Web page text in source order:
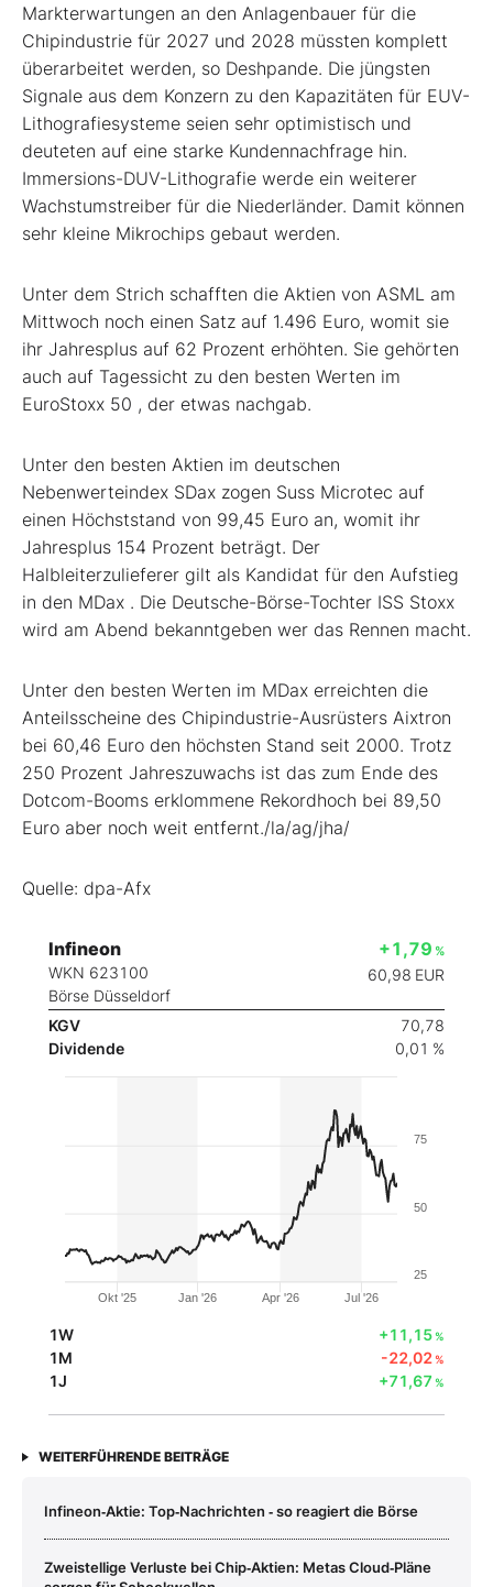
Markterwartungen an den Anlagenbauer für die
Chipindustrie für 2027 und 2028 müssten komplett
überarbeitet werden, so Deshpande. Die jüngsten
Signale aus dem Konzern zu den Kapazitäten für EUV-
Lithografiesysteme seien sehr optimistisch und
deuteten auf eine starke Kundennachfrage hin.
Immersions-DUV-Lithografie werde ein weiterer
Wachstumstreiber für die Niederländer. Damit können
sehr kleine Mikrochips gebaut werden.
Unter dem Strich schafften die Aktien von ASML am
Mittwoch noch einen Satz auf 1.496 Euro, womit sie
ihr Jahresplus auf 62 Prozent erhöhten. Sie gehörten
auch auf Tagessicht zu den besten Werten im
EuroStoxx 50 , der etwas nachgab.
Unter den besten Aktien im deutschen
Nebenwerteindex SDax zogen Suss Microtec auf
einen Höchststand von 99,45 Euro an, womit ihr
Jahresplus 154 Prozent beträgt. Der
Halbleiterzulieferer gilt als Kandidat für den Aufstieg
in den MDax . Die Deutsche-Börse-Tochter ISS Stoxx
wird am Abend bekanntgeben wer das Rennen macht.
Unter den besten Werten im MDax erreichten die
Anteilsscheine des Chipindustrie-Ausrüsters Aixtron
bei 60,46 Euro den höchsten Stand seit 2000. Trotz
250 Prozent Jahreszuwachs ist das zum Ende des
Dotcom-Booms erklommene Rekordhoch bei 89,50
Euro aber noch weit entfernt./la/ag/jha/
Quelle: dpa-Afx
Infineon
WKN 623100
Börse Düsseldorf
+1,79 %
60,98 EUR
KGV
70,78
Dividende
0,01 %
Okt '25 Jan '26 Apr '26 Jul '26
25
50
75
1W +11,15%
1M -22,02%
1J +71,67 %
WEITERFÜHRENDE BEITRÄGE
Infineon‑Aktie: Top‑Nachrichten ‑ so reagiert die Börse
Zweistellige Verluste bei Chip‑Aktien: Metas Cloud‑Pläne